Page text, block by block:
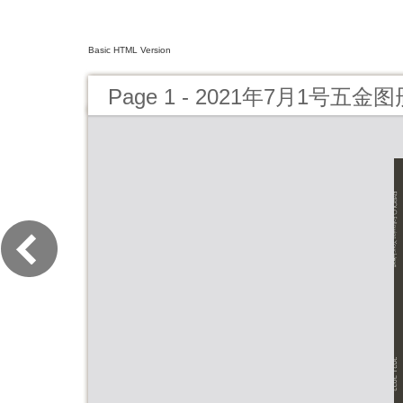
Basic HTML Version
Page 1 - 2021年7月1号五金图